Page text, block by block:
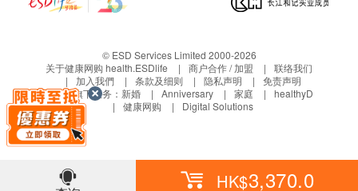
HK$3,370.0
© ESD Services Limited 2000-2026
关于健康网购 health.ESDlife
商户合作 / 加盟
联络我们
加入我們
条款及细则 隐私声明
免责声明
生活易旗下业务： 新婚 Anniversary 家庭
healthyD
健康网购
Digital Solutions